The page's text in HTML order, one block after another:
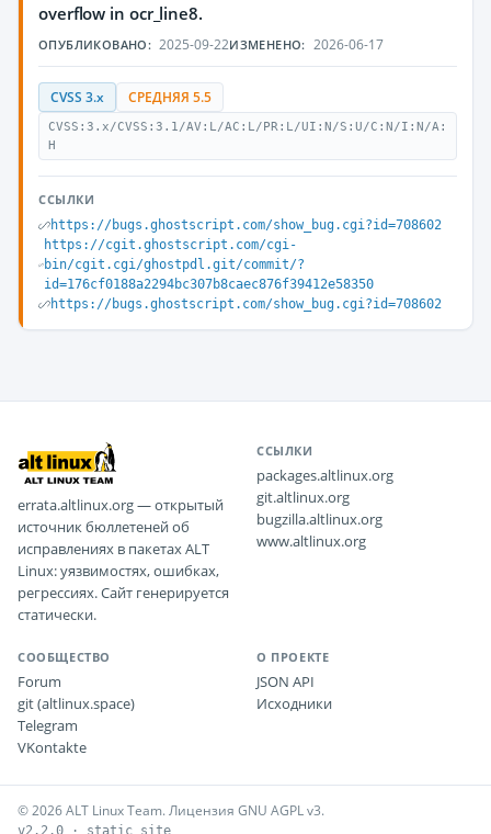
overflow in ocr_line8.
ОПУБЛИКОВАНО: 2025-09-22ИЗМЕНЕНО: 2026-06-17
CVSS 3.x СРЕДНЯЯ 5.5
CVSS:3.x/CVSS:3.1/AV:L/AC:L/PR:L/UI:N/S:U/C:N/I:N/A:
H
ССЫЛКИ
https://bugs.ghostscript.com/show_bug.cgi?id=708602
https://cgit.ghostscript.com/cgi-
bin/cgit.cgi/ghostpdl.git/commit/?
id=176cf0188a2294bc307b8caec876f39412e58350
https://bugs.ghostscript.com/show_bug.cgi?id=708602
errata.altlinux.org — открытый
источник бюллетеней об
исправлениях в пакетах ALT
Linux: уязвимостях, ошибках,
регрессиях. Сайт генерируется
статически.
ССЫЛКИ
packages.altlinux.org
git.altlinux.org
bugzilla.altlinux.org
www.altlinux.org
СООБЩЕСТВО
Forum
git (altlinux.space)
Telegram
VKontakte
О ПРОЕКТЕ
JSON API
Исходники
© 2026 ALT Linux Team. Лицензия GNU AGPL v3.
v2.2.0 · static site